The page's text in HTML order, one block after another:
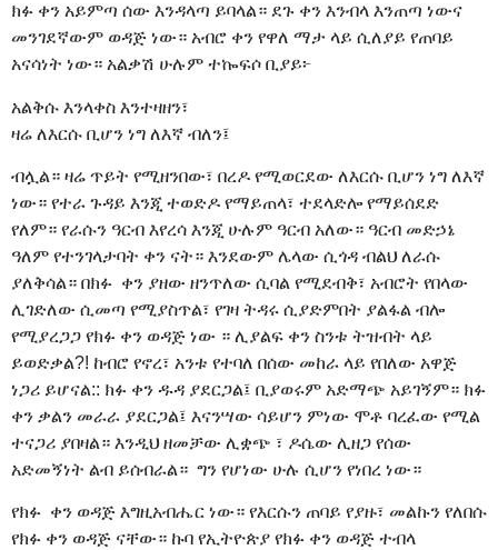
ክፉ ቀን አይምጣ ሰው እንዳላጣ ይባላል። ደጉ ቀን እንብላ እንጠጣ ነውና
መንገደኛውም ወዳጅ ነው። አብሮ ቀን የዋለ ማታ ላይ ሲለያይ የጠባይ
አናሳነት ነው። አልቃሽ ሁሉም ተኰፍሶ ቢያይ፦
አልቅሱ እንላቀስ እንተዛዘን፣
ዛሬ ለእርሱ ቢሆን ነግ ለእኛ ብለን፤
ብሏል። ዛሬ ጥይት የሚዘንበው፣ በረዶ የሚወርደው ለእርሱ ቢሆን ነግ ለእኛ
ነው። የተራ ጉዳይ እንጂ ተወድዶ የማይጠላ፣ ተደላድሎ የማይሰደድ
የለም። የራሱን ዓርብ እየረሳ እንጂ ሁሉም ዓርብ አለው። ዓርብ መድኃኔ
ዓለም የተንገላታባት ቀን ናት። እንደውም ሌላው ሲጎዳ ብልህ ለራሱ
ያለቅሳል። በክፉ ቀን ያዘው ዘንጥለው ሲባል የሚደብቅ፣ አብሮት የበላው
ሊገድለው ሲመጣ የሚያስጥል፣ የገዛ ትዳሩ ሲያድምበት ያልፋል ብሎ
የሚያረጋጋ የክፉ ቀን ወዳጅ ነው ። ሊያልፍ ቀን ስንቱ ትዝብት ላይ
ይወድቃል?! ከብሮ የኖረ፣ አንቱ የተባለ በሰው መከራ ላይ የበለው አዋጅ
ነጋሪ ይሆናል:: ክፉ ቀን ዱዳ ያደርጋል፤ ቢያወሩም አድማጭ አይገኝም። ክፉ
ቀን ቃልን መራራ ያደርጋል፤ እናንሣው ሳይሆን ምነው ሞቶ ባረፈው የሚል
ተናጋሪ ያበዛል። እንዲህ ዘመቻው ሊቋጭ ፣ ዶሴው ሊዘጋ የሰው
አድመኝነት ልብ ይሰብራል። ግን የሆነው ሁሉ ሲሆን የነበረ ነው።
የክፉ ቀን ወዳጅ እግዚአብሔር ነው። የእርሱን ጠባይ የያዙ፣ መልኩን የለበሱ
የክፉ ቀን ወዳጅ ናቸው። ኩባ የኢትዮጵያ የክፉ ቀን ወዳጅ ተብላ